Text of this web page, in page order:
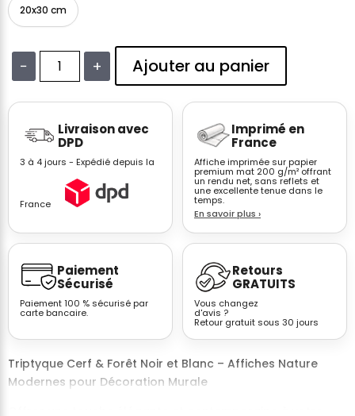
20x30 cm
−
Affiche
triptyque
forêt
Cimes
d'arbres
vues
du
bas
blanc
n°1
+ Ajouter au panier
Livraison avec
DPD
3 à 4 jours - Expédié depuis la
France
Imprimé en
France
Affiche imprimée sur papier
premium mat 200 g/m² offrant
un rendu net, sans reflets et
une excellente tenue dans le
temps.
En savoir plus ›
Paiement
Sécurisé
Paiement 100 % sécurisé par
carte bancaire.
Retours
GRATUITS
Vous changez
d'avis ?
Retour gratuit sous 30 jours
Triptyque Cerf & Forêt Noir et Blanc – Affiches Nature
Modernes pour Décoration Murale